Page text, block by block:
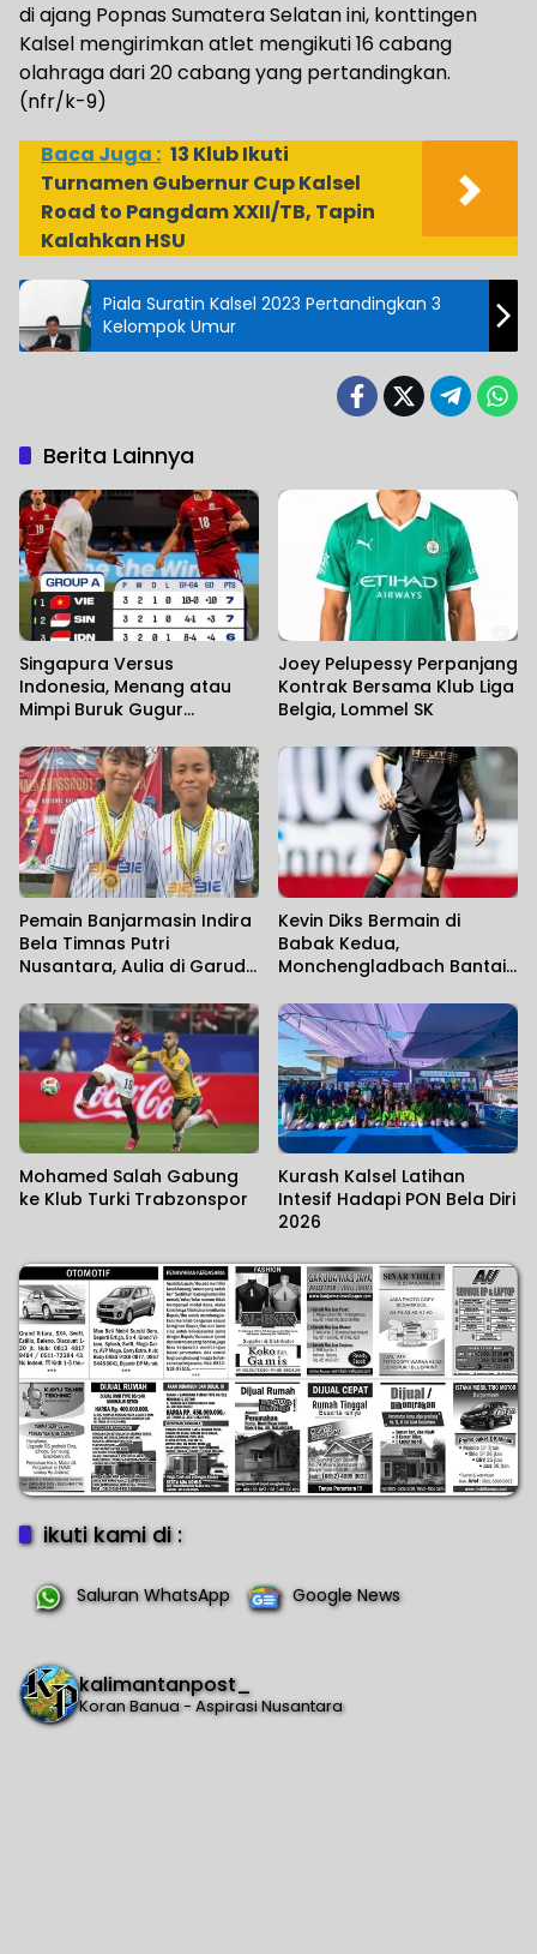
di ajang Popnas Sumatera Selatan ini, konttingen
Kalsel mengirimkan atlet mengikuti 16 cabang
olahraga dari 20 cabang yang pertandingkan.
(nfr/k-9)
Baca Juga : 13 Klub Ikuti
Turnamen Gubernur Cup Kalsel
Road to Pangdam XXII/TB, Tapin
Kalahkan HSU
Piala Suratin Kalsel 2023 Pertandingkan 3
Kelompok Umur
Berita Lainnya
Singapura Versus
Indonesia, Menang atau
Mimpi Buruk Gugur
Joey Pelupessy Perpanjang
Kontrak Bersama Klub Liga
Belgia, Lommel SK
Pemain Banjarmasin Indira
Bela Timnas Putri
Nusantara, Aulia di Garuda
Cup 2026
Kevin Diks Bermain di
Babak Kedua,
Monchengladbach Bantai
Mohamed Salah Gabung
ke Klub Turki Trabzonspor
Kurash Kalsel Latihan
Intesif Hadapi PON Bela Diri
2026
ikuti kami di :
Saluran WhatsApp Google News
kalimantanpost_
Koran Banua - Aspirasi Nusantara